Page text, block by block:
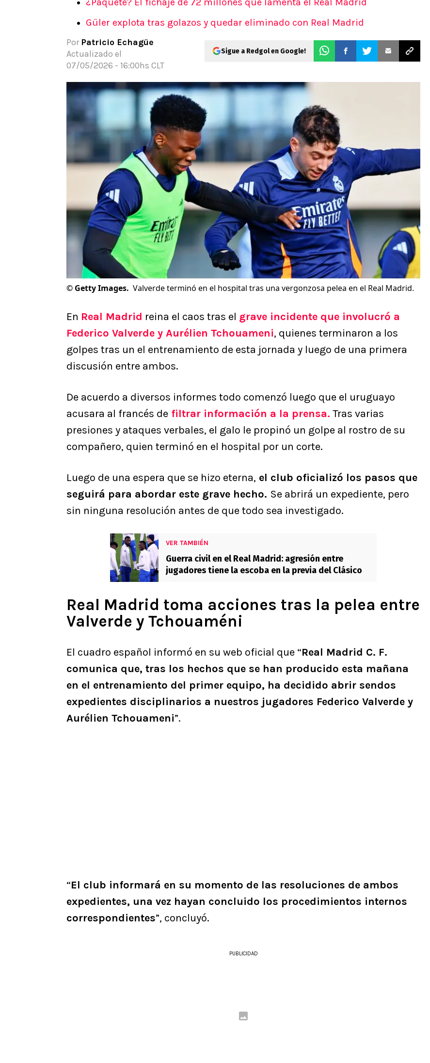
Pronósticos
Apuestas Mundial 2026
Güler explota tras golazos y quedar eliminado con Real Madrid
Por Patricio Echagüe
Actualizado el
07/05/2026 - 16:00hs CLT
Sigue a Redgol en Google!
© Getty Images. Valverde terminó en el hospital tras una vergonzosa pelea en el Real Madrid.
En Real Madrid reina el caos tras el grave incidente que involucró a
Federico Valverde y Aurélien Tchouameni, quienes terminaron a los
golpes tras un el entrenamiento de esta jornada y luego de una primera
discusión entre ambos.
De acuerdo a diversos informes todo comenzó luego que el uruguayo
acusara al francés de filtrar información a la prensa. Tras varias
presiones y ataques verbales, el galo le propinó un golpe al rostro de su
compañero, quien terminó en el hospital por un corte.
Luego de una espera que se hizo eterna, el club oficializó los pasos que
seguirá para abordar este grave hecho. Se abrirá un expediente, pero
sin ninguna resolución antes de que todo sea investigado.
VER TAMBIÉN
Guerra civil en el Real Madrid: agresión entre
jugadores tiene la escoba en la previa del Clásico
Real Madrid toma acciones tras la pelea entre
Valverde y Tchouaméni
El cuadro español informó en su web oficial que “Real Madrid C. F.
comunica que, tras los hechos que se han producido esta mañana
en el entrenamiento del primer equipo, ha decidido abrir sendos
expedientes disciplinarios a nuestros jugadores Federico Valverde y
Aurélien Tchouameni”.
“El club informará en su momento de las resoluciones de ambos
expedientes, una vez hayan concluido los procedimientos internos
correspondientes”, concluyó.
PUBLICIDAD